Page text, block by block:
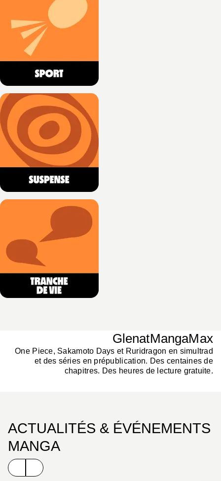
GlenatMangaMax
One Piece, Sakamoto Days et Ruridragon en simultrad
et des séries en prépublication. Des centaines de
chapitres. Des heures de lecture gratuite.
ACTUALITÉS & ÉVÉNEMENTS
MANGA